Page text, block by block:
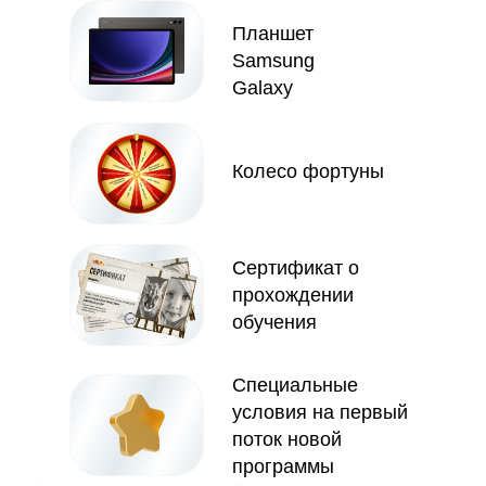
Планшет
Samsung
Galaxy
Сертификат о
прохождении
обучения
Специальные
условия на первый
поток новой
программы
Колесо фортуны